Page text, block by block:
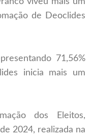
de Deoclides
71,56%
inicia mais um
dos Eleitos,
2024, realizada na